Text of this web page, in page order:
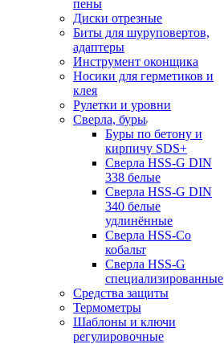
пены
Диски отрезные
Биты для шуруповертов,
адаптеры
Инструмент оконщика
Носики для герметиков и
клея
Рулетки и уровни
Сверла, буры
Буры по бетону и
кирпичу SDS+
Сверла HSS-G DIN
338 белые
Сверла HSS-G DIN
340 белые
удлинённые
Сверла HSS-Co
кобальт
Сверла HSS-G
специализированные
Средства защиты
Термометры
Шаблоны и ключи
регулировочные